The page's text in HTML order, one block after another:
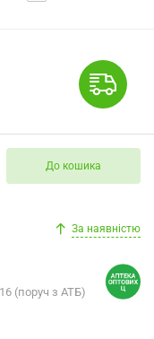
До кошика
За наявністю
(поруч з АТБ)